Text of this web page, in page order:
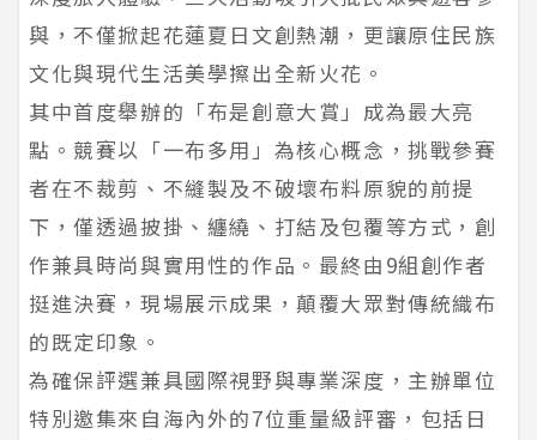
與，不僅掀起花蓮夏日文創熱潮，更讓原住民族
文化與現代生活美學擦出全新火花。
其中首度舉辦的「布是創意大賞」成為最大亮
點。競賽以「一布多用」為核心概念，挑戰參賽
者在不裁剪、不縫製及不破壞布料原貌的前提
下，僅透過披掛、纏繞、打結及包覆等方式，創
作兼具時尚與實用性的作品。最終由9組創作者
挺進決賽，現場展示成果，顛覆大眾對傳統織布
的既定印象。
為確保評選兼具國際視野與專業深度，主辦單位
特別邀集來自海內外的7位重量級評審，包括日